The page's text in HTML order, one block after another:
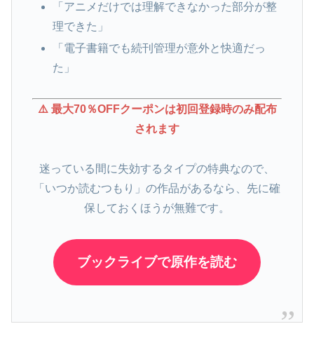
「アニメだけでは理解できなかった部分が整
理できた」
「電子書籍でも続刊管理が意外と快適だっ
た」
⚠️ 最大70％OFFクーポンは初回登録時のみ配布
されます
迷っている間に失効するタイプの特典なので、
「いつか読むつもり」の作品があるなら、先に確
保しておくほうが無難です。
ブックライブで原作を読む